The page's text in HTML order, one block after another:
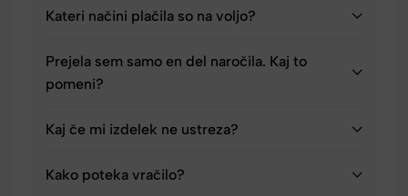
Kateri načini plačila so na voljo?
Prejela sem samo en del naročila. Kaj to
pomeni?
Kaj če mi izdelek ne ustreza?
Kako poteka vračilo?